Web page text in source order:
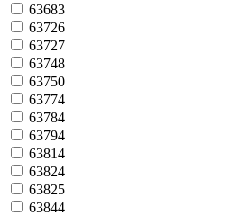
63683
63726
63727
63748
63750
63774
63784
63794
63814
63824
63825
63844